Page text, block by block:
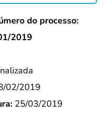
do processo:
2019
02/2019
25/03/2019